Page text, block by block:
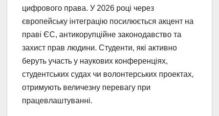
цифрового права. У 2026 році через
європейську інтеграцію посилюється акцент на
праві ЄС, антикорупційне законодавство та
захист прав людини. Студенти, які активно
беруть участь у наукових конференціях,
студентських судах чи волонтерських проектах,
отримують величезну перевагу при
працевлаштуванні.